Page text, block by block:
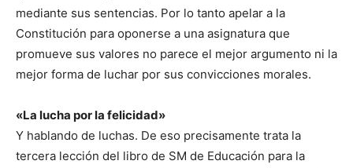
mediante sus sentencias. Por lo tanto apelar a la
Constitución para oponerse a una asignatura que
promueve sus valores no parece el mejor argumento ni la
mejor forma de luchar por sus convicciones morales.
«La lucha por la felicidad»
Y hablando de luchas. De eso precisamente trata la
tercera lección del libro de SM de Educación para la